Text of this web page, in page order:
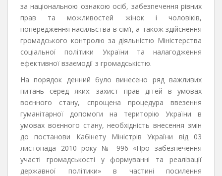
за національною ознакою осіб, забезпечення рівних
прав та можливостей жінок і чоловіків,
попередження насильства в сім’ї, а також здійснення
громадського контролю за діяльністю Міністерства
соціальної політики України та налагодження
ефективної взаємодії з громадськістю.
На порядок денний було винесено ряд важливих
питань серед яких: захист прав дітей в умовах
воєнного стану, спрощена процедура ввезення
гуманітарної допомоги на територію України в
умовах воєнного стану, необхідність внесення змін
до постанови Кабінету Міністрів України від 03
листопада 2010 року № 996 «Про забезпечення
участі громадськості у формуванні та реалізації
державної політики» в частині посилення